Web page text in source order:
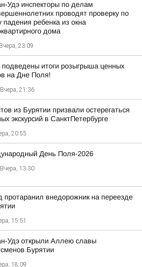
Удэ инспекторы по делам
проводят проверку по
падения ребенка из окна
дома
Вчера, 23:09
подведены итоги розыгрыша ценных
на Дне Поля!
Вчера, 21:36
из Бурятии призвали остерегаться
экскурсий в СанктПетербурге
20:55
День Поля-2026
Вчера, 13:30
протаранил внедорожник на переезде
15:51
Удэ открыли Аллею славы
Бурятии
18:09